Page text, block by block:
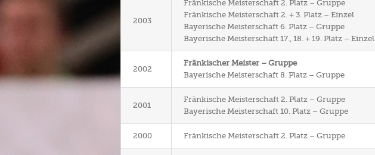
2003
Fränkische Meisterschaft 2. Platz – Gruppe
Fränkische Meisterschaft 2. + 3. Platz – Einzel
Bayerische Meisterschaft 6. Platz – Gruppe
Bayerische Meisterschaft 17., 18. + 19. Platz – Einzel
2002
Fränkischer Meister – Gruppe
Bayerische Meisterschaft 8. Platz – Gruppe
2001
Fränkische Meisterschaft 2. Platz – Gruppe
Bayerische Meisterschaft 10. Platz – Gruppe
2000 Fränkische Meisterschaft 2. Platz – Gruppe